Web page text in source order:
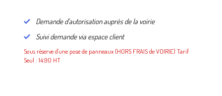
Demande d'autorisation auprès de la voirie
Suivi demande via espace client
Sous réserve d'une pose de panneaux (HORS FRAIS de VOIRIE) Tarif
Seul : 14.90 HT